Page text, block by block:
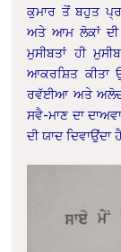
ਕੁਮਾਰ ਤੋਂ ਬਹੁਤ
ਅਤੇ ਆਮ ਲੋਕਾਂ ਦੀ
ਮੁਸੀਬਤਾਂ ਹੀ
ਆਕਰਸ਼ਿਤ ਕੀਤਾ
ਰਵੱਈਆ ਅਤੇ
ਸਵੈ-ਮਾਣ ਦਾ
ਦੀ ਯਾਦ